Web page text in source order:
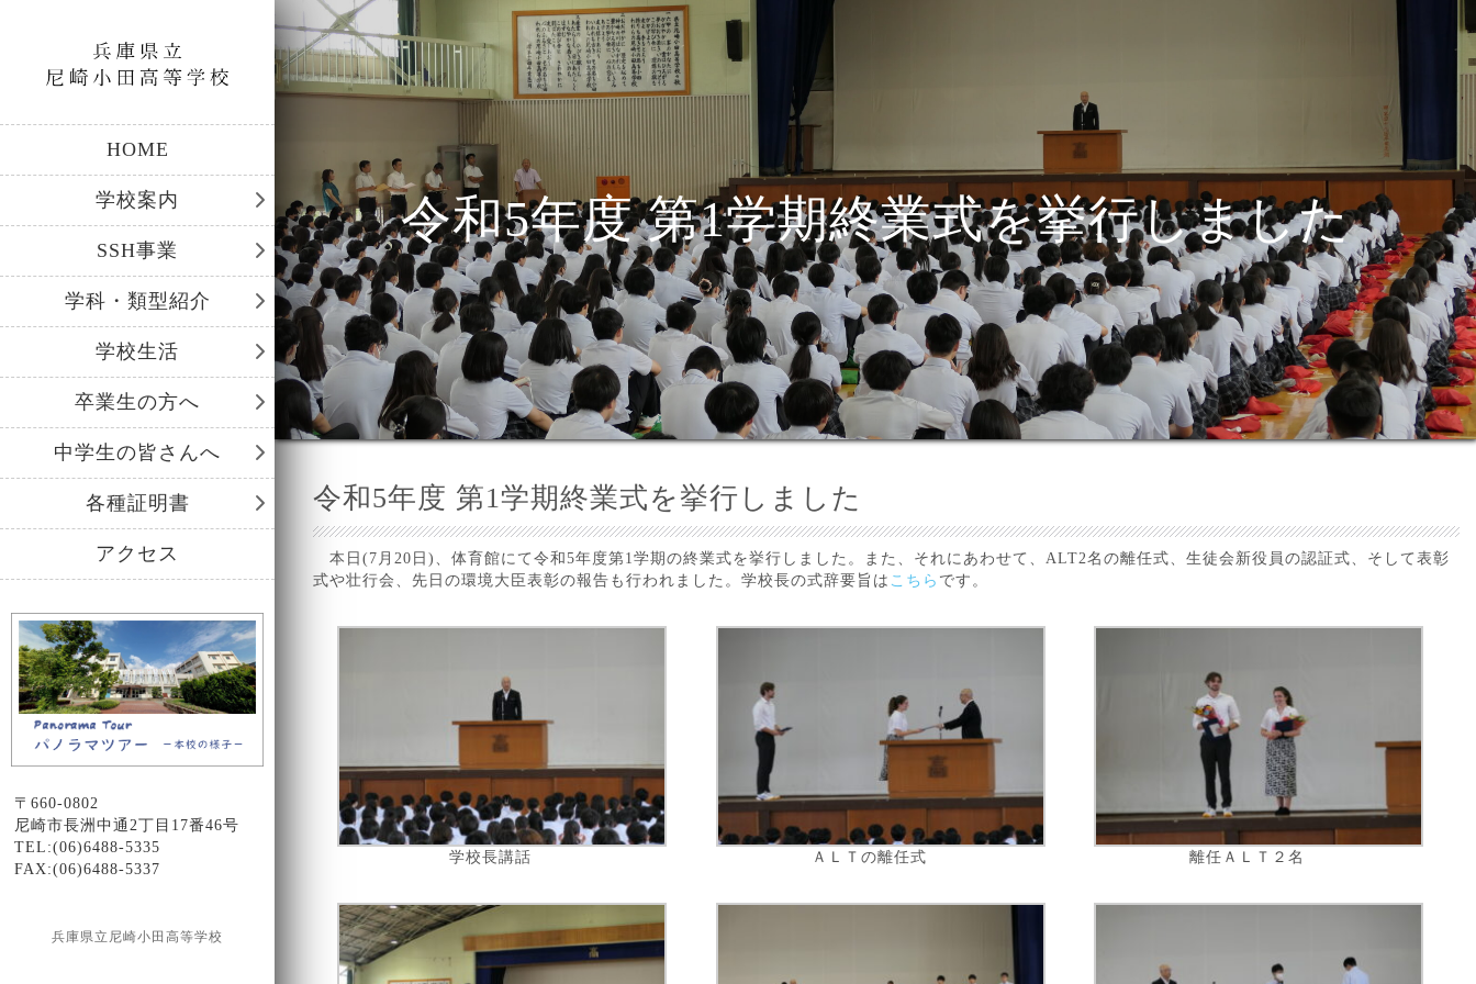
HOME
学校案内
SSH事業
学科・類型紹介
学校生活
卒業生の方へ
中学生の皆さんへ
各種証明書
アクセス
〒660-0802
尼崎市長洲中通2丁目17番46号
TEL:(06)6488-5335
FAX:(06)6488-5337
兵庫県立尼崎小田高等学校
令和5年度 第1学期終業式を挙行しました
令和5年度 第1学期終業式を挙行しました
本日(7月20日)、体育館にて令和5年度第1学期の終業式を挙行しました。また、それにあわせて、ALT2名の離任式、生徒会新役員の認証式、そして表彰
式や壮行会、先日の環境大臣表彰の報告も行われました。学校長の式辞要旨は こちら です。
学校長講話 ＡＬＴの離任式 離任ＡＬＴ２名